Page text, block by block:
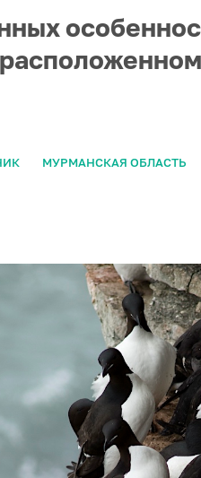
МУРМАНСКАЯ ОБЛАСТЬ